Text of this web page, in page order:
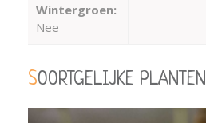
Wintergroen:
Nee
SOORTGELIJKE PLANTEN